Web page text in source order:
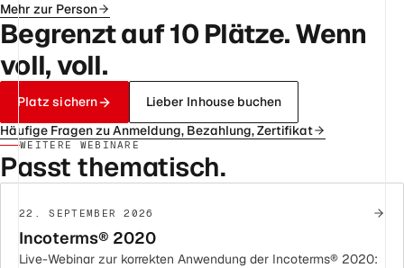
Mehr zur Person
Begrenzt auf 10 Plätze. Wenn
voll, voll.
Platz sichern
Lieber Inhouse buchen
Häufige Fragen zu Anmeldung, Bezahlung, Zertifikat
WEITERE WEBINARE
Passt thematisch.
22. SEPTEMBER 2026
Incoterms® 2020
Live-Webinar zur korrekten Anwendung der Incoterms® 2020: